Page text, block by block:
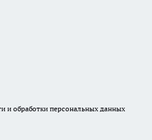
и обработки персональных данных